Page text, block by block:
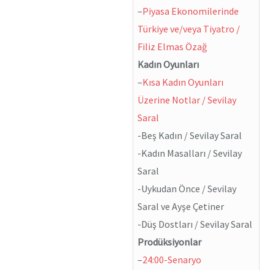
–Piyasa Ekonomilerinde
Türkiye ve/veya Tiyatro /
Filiz Elmas Özağ
Kadın Oyunları
–Kısa Kadın Oyunları
Üzerine Notlar / Sevilay
Saral
-Beş Kadın / Sevilay Saral
-Kadın Masalları / Sevilay
Saral
-Uykudan Önce / Sevilay
Saral ve Ayşe Çetiner
-Düş Dostları / Sevilay Saral
Prodüksiyonlar
–24:00-Senaryo